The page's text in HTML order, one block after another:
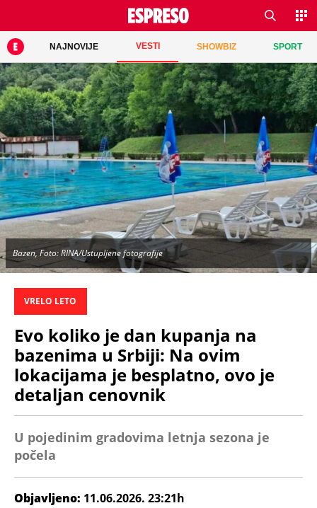
NAJNOVIJE VESTI SHOWBIZ SPORT
Bazen, Foto: RINA/Ustupljene fotografije
VRELO LETO
Evo koliko je dan kupanja na
bazenima u Srbiji: Na ovim
lokacijama je besplatno, ovo je
detaljan cenovnik
U pojedinim gradovima letnja sezona je
počela
Objavljeno: 11.06.2026. 23:21h